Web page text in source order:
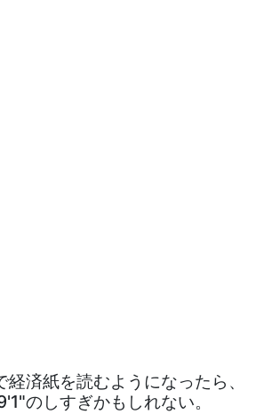
経済紙を読むようになったら、
のしすぎかもしれない。